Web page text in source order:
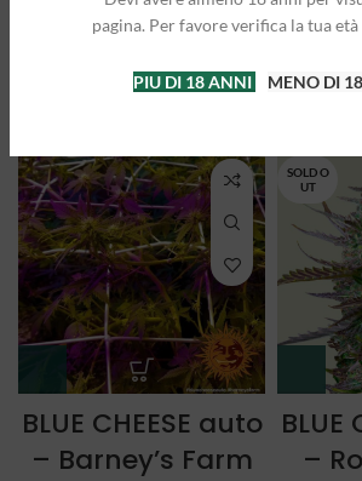
pagina. Per favore verifica la tua
PIU DI 18 ANNI MENO DI
Queen Seeds
A partire da:25,00€
BLUE CHEESE auto
– Barney’s Farm
SOLD O
UT
BLUE
–